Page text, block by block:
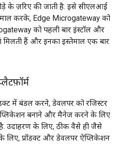
के ज़रिए की जाती है. इसे सीएलआई
करके, Edge Microgateway को
को पहली बार इंस्टॉल और
हैं और इनका इस्तेमाल एक बार
में बंडल करने, डेवलपर को रजिस्टर
बनाने और मैनेज करने के लिए
उदाहरण के लिए, ठीक वैसे ही जैसे
लिए, प्रॉडक्ट और डेवलपर ऐप्लिकेशन